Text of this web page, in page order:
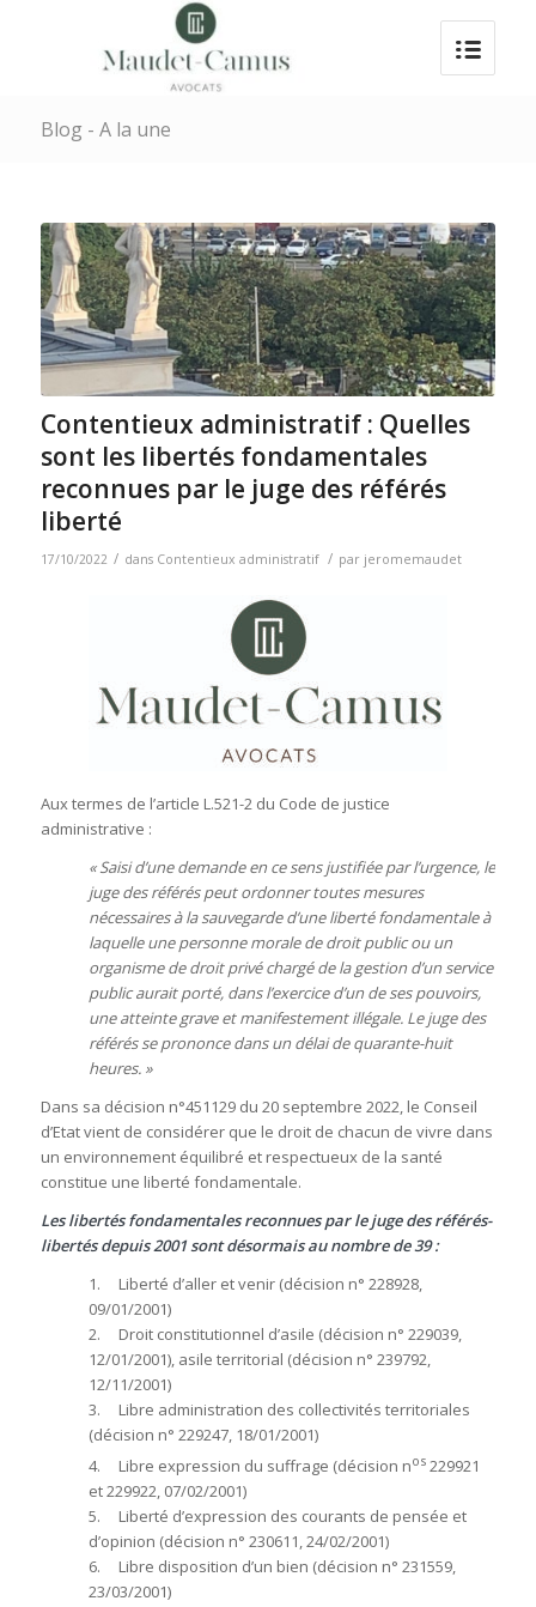
Blog - A la une
Contentieux administratif : Quelles
sont les libertés fondamentales
reconnues par le juge des référés
liberté
17/10/2022 / dans Contentieux administratif / par jeromemaudet
Aux termes de l’article L.521-2 du Code de justice
administrative :
« Saisi d’une demande en ce sens justifiée par l’urgence, le
juge des référés peut ordonner toutes mesures
nécessaires à la sauvegarde d’une liberté fondamentale à
laquelle une personne morale de droit public ou un
organisme de droit privé chargé de la gestion d’un service
public aurait porté, dans l’exercice d’un de ses pouvoirs,
une atteinte grave et manifestement illégale. Le juge des
référés se prononce dans un délai de quarante-huit
heures. »
Dans sa décision n°451129 du 20 septembre 2022, le Conseil
d’Etat vient de considérer que le droit de chacun de vivre dans
un environnement équilibré et respectueux de la santé
constitue une liberté fondamentale.
Les libertés fondamentales reconnues par le juge des référés-
libertés depuis 2001 sont désormais au nombre de 39 :
1. Liberté d’aller et venir (décision n° 228928,
09/01/2001)
2. Droit constitutionnel d’asile (décision n° 229039,
12/01/2001), asile territorial (décision n° 239792,
12/11/2001)
3. Libre administration des collectivités territoriales
(décision n° 229247, 18/01/2001)
4. Libre expression du suffrage (décision nos229921
et 229922, 07/02/2001)
5. Liberté d’expression des courants de pensée et
d’opinion (décision n° 230611, 24/02/2001)
6. Libre disposition d’un bien (décision n° 231559,
23/03/2001)